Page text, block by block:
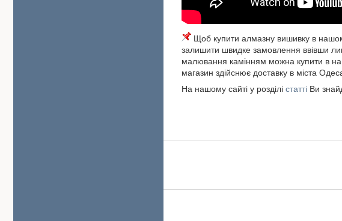
Щоб купити алмазну вишивку в
залишити швидке замовлення ввівши
малювання камінням можна купити в
магазин здійснює доставку в міста
На нашому сайті у розділі статті Ви